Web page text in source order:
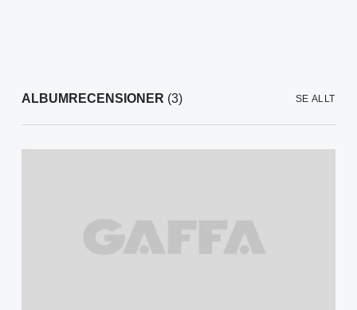
ALBUMRECENSIONER (3) SE ALLT